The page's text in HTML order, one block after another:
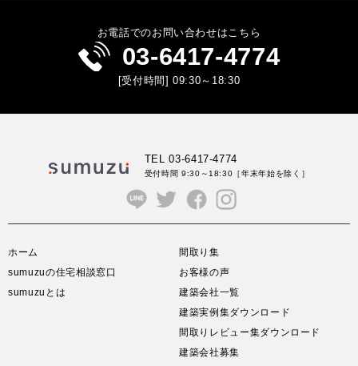
お電話でのお問い合わせはこちら
03-6417-4774
[受付時間] 09:30～18:30
TEL 03-6417-4774
受付時間 9:30～18:30 ［年末年始を除く］
ホーム
sumuzuの住宅相談窓口
sumuzuとは
間取り集
お客様の声
建築会社一覧
建築実例集ダウンロード
間取りレビュー集ダウンロード
建築会社募集